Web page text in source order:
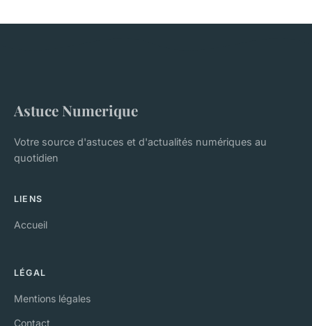
Astuce Numerique
Votre source d'astuces et d'actualités numériques au
quotidien
LIENS
Accueil
LÉGAL
Mentions légales
Contact